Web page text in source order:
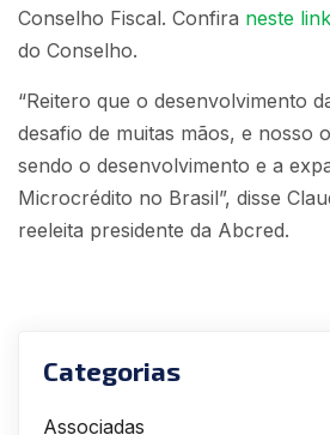
Conselho Fiscal. Confira neste link
do Conselho.
“Reitero que o desenvolvimento
desafio de muitas mãos, e nosso
sendo o desenvolvimento e a
Microcrédito no Brasil”, disse
reeleita presidente da Abcred.
Categorias
Associadas